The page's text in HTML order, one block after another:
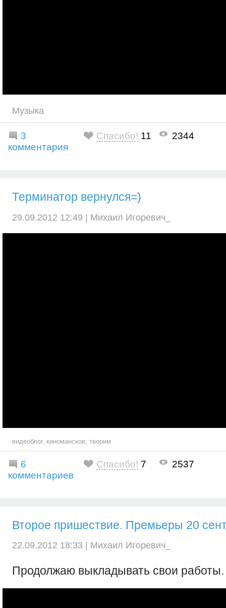
Музыка
3
комментария
Спасибо! 11 2344
Терминатор вернулся=)
29.09.2012 12:49 | Михаил Игоревич_
видеоблог, киноманское творим
6
комментариев
Спасибо! 7 2537
Второе пришествие. Премьеры 20
22.09.2012 18:33 | Михаил Игоревич_
Продолжаю выкладывать свои работы.